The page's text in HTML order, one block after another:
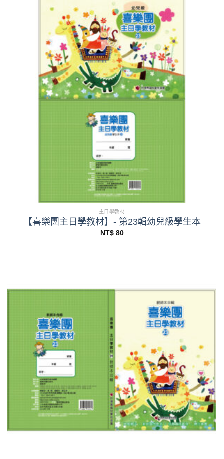
主日學教材
【喜樂團主日學教材】- 第23輯幼兒級學生本
NT$80